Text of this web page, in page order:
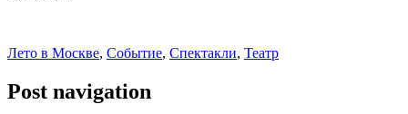
Лето в Москве, Событие, Спектакли, Театр
Post navigation